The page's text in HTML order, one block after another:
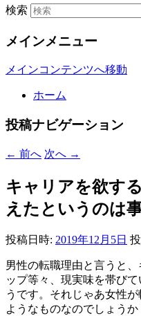
検索
メインメニュー
メインコンテンツへ移動
ホーム
投稿ナビゲーション
← 前へ 次へ →
キャリアを欲す
えたというのは
投稿日時: 2019年12月5日
男性の転職理由と言うと
ップ等々、現実味を帯び
うです。それじゃあ女性
ようなものなのでしょうか